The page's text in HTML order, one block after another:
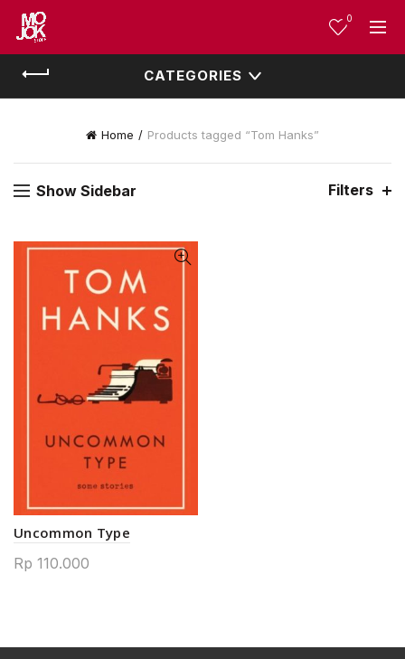
0
CATEGORIES
Home Products tagged “Tom Hanks”
Show Sidebar Filters
Uncommon Type
Rp 110.000